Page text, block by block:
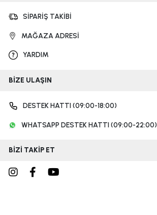
SİPARİŞ TAKİBİ
MAĞAZA ADRESİ
YARDIM
BİZE ULAŞIN
DESTEK HATTI (09:00-18:00)
WHATSAPP DESTEK HATTI (09:00-22:00)
BİZİ TAKİP ET